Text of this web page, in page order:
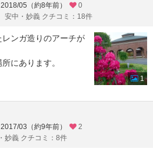
05（約8年前）
0
安中・妙義 クチコミ：18件
レンガ造りのアーチが
にあります。
1
03（約9年前）
2
妙義 クチコミ：8件